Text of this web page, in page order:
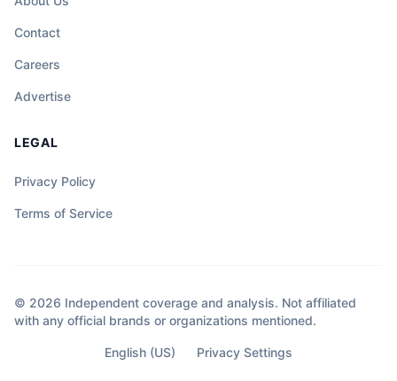
Contact
Careers
Advertise
LEGAL
Privacy Policy
Terms of Service
© 2026 Independent coverage and analysis. Not affiliated
with any official brands or organizations mentioned.
English (US) Privacy Settings